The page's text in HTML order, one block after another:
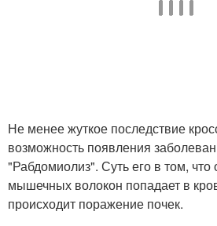
Не менее жуткое последствие
возможность появления
"Рабдомиолиз". Суть его в том,
мышечных волокон попадает в
происходит поражение почек.